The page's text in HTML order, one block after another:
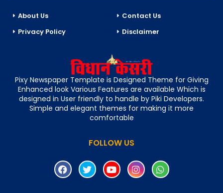
About Us
Contact Us
Privacy Policy
Disclaimer
Pixy Newspaper Template is Designed Theme for Giving
Enhanced look Various Features are available Which is
designed in User friendly to handle by Piki Developers.
Simple and elegant themes for making it more
comfortable
FOLLOW US